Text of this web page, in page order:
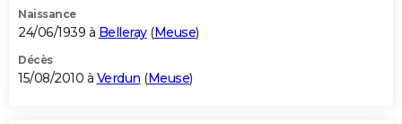
Naissance
24/06/1939 à Belleray(Meuse)
Décès
15/08/2010 à Verdun (Meuse)